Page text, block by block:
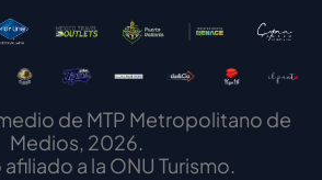
de MTP Metropolitano de
Medios, 2026.
a la ONU Turismo.